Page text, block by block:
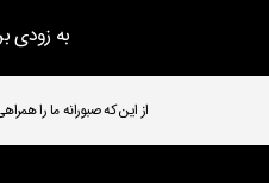
ماگ پیشی با مزه (ماگ
به زودی
از این که صبورانه ما را